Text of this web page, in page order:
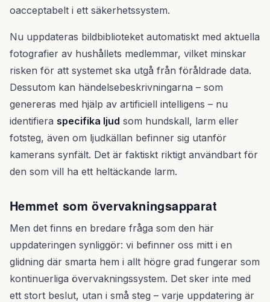
oacceptabelt i ett säkerhetssystem.
Nu uppdateras bildbiblioteket automatiskt med aktuella
fotografier av hushållets medlemmar, vilket minskar
risken för att systemet ska utgå från föråldrade data.
Dessutom kan händelsebeskrivningarna – som
genereras med hjälp av artificiell intelligens – nu
identifiera specifika ljud som hundskall, larm eller
fotsteg, även om ljudkällan befinner sig utanför
kamerans synfält. Det är faktiskt riktigt användbart för
den som vill ha ett heltäckande larm.
Hemmet som övervakningsapparat
Men det finns en bredare fråga som den här
uppdateringen synliggör: vi befinner oss mitt i en
glidning där smarta hem i allt högre grad fungerar som
kontinuerliga övervakningssystem. Det sker inte med
ett stort beslut, utan i små steg – varje uppdatering är